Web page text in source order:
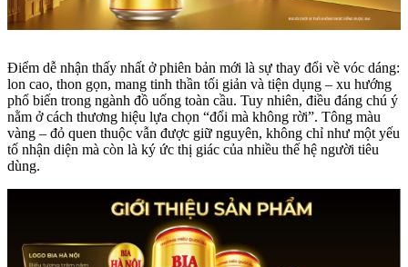
Điểm dễ nhận thấy nhất ở phiên bản mới là sự thay đổi về vóc dáng:
lon cao, thon gọn, mang tinh thần tối giản và tiện dụng – xu hướng
phổ biến trong ngành đồ uống toàn cầu. Tuy nhiên, điều đáng chú ý
nằm ở cách thương hiệu lựa chọn “đổi mà không rời”. Tông màu
vàng – đỏ quen thuộc vẫn được giữ nguyên, không chỉ như một yếu
tố nhận diện mà còn là ký ức thị giác của nhiều thế hệ người tiêu
dùng.